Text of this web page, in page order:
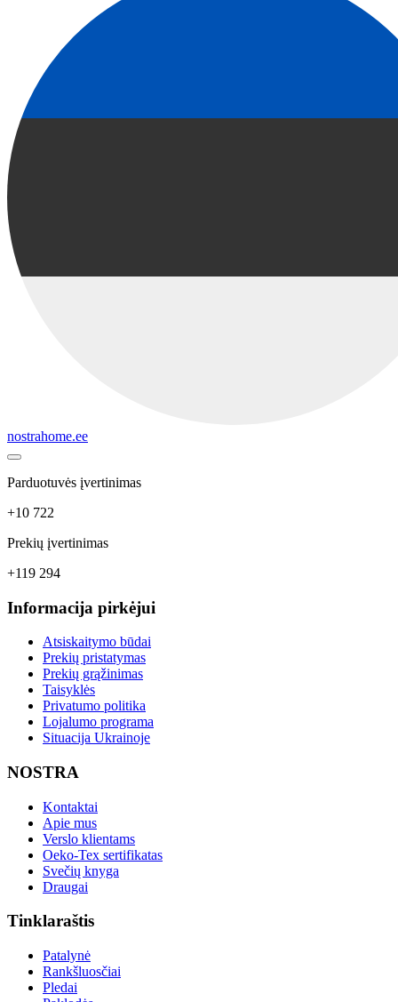
nostrahome.ee
Parduotuvės įvertinimas
+10 722
Prekių įvertinimas
+119 294
Informacija pirkėjui
Atsiskaitymo būdai
Prekių pristatymas
Prekių grąžinimas
Taisyklės
Privatumo politika
Lojalumo programa
Situacija Ukrainoje
NOSTRA
Kontaktai
Apie mus
Verslo klientams
Oeko-Tex sertifikatas
Svečių knyga
Draugai
Tinklaraštis
Patalynė
Rankšluosčiai
Pledai